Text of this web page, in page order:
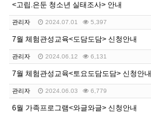
<고립.은둔 청소년 실태조사> 안내
관리자 2024.07.01 5,397
7월 체험관성교육<도담도담> 신청안내
관리자 2024.06.12 6,131
7월 체험관성교육<토요도담도담> 신청안내
관리자 2024.06.03 6,779
6월 가족프로그램<와글와글> 신청안내